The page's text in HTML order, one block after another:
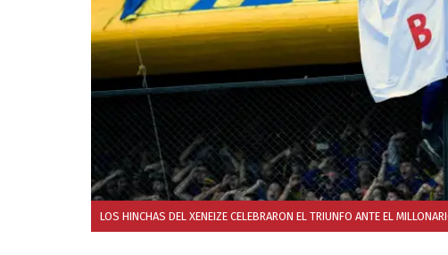
LOS HINCHAS DEL XENEIZE CELEBRARON EL TRIUNFO ANTE EL